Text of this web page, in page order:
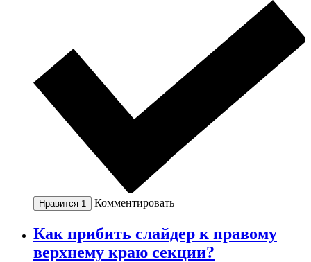
Нравится 1 Комментировать
Как прибить слайдер к правому
верхнему краю секции?